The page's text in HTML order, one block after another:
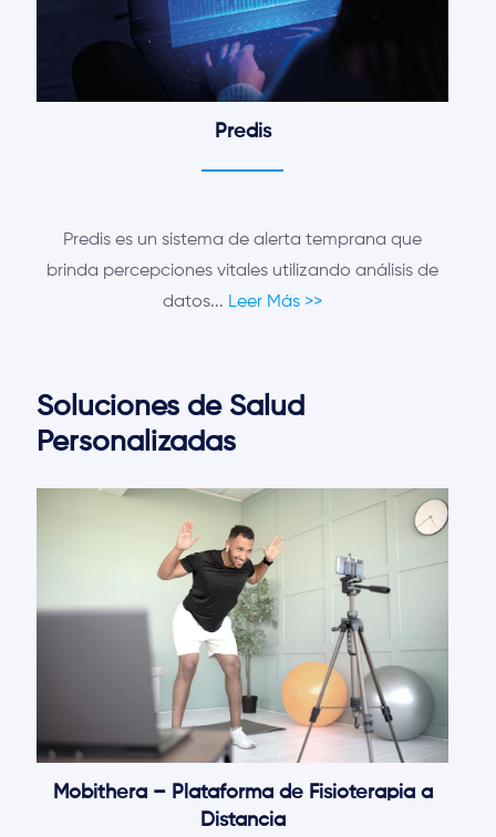
Predis
Predis es un sistema de alerta temprana que
brinda percepciones vitales utilizando análisis de
datos... Leer Más >>
Soluciones de Salud
Personalizadas
Mobithera – Plataforma de Fisioterapia a
Distancia